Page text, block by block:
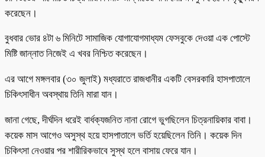
করেছেন।
বুধবার ভোর ৪টা ৬ মিনিটে সামাজিক যোগাযোগমাধ্যম ফেসবুকে দেওয়া এক পোস্টে
মিষ্টি জান্নাত নিজেই এ খবর নিশ্চিত করেছেন।
এর আগে মঙ্গলবার (৩০ জুলাই) মধ্যরাতে রাজধানীর একটি বেসরকারি হাসপাতালে
চিকিৎসাধীন অবস্থায় তিনি মারা যান।
জানা গেছে, দীর্ঘদিন ধরেই বার্ধক্যজনিত নানা রোগে ভুগছিলেন চিত্রনায়িকার বাবা।
কয়েক মাস আগেও অসুস্থ হয়ে হাসপাতালে ভর্তি হয়েছিলেন তিনি। কয়েক দিন
চিকিৎসা নেওয়ার পর শারীরিকভাবে সুস্থ হলে বাসায় ফেরে যান।